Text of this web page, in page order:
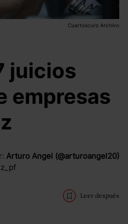
Cuartoscuro Archivo
juicios
empresas
Arturo Angel (@arturoangel20)
Leer después